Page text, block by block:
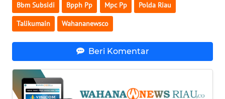
Bbm Subsidi Bpph Pp Mpc Pp Polda Riau
Talikumain Wahananewsco
Beri Komentar
WN
KALBAR
WN
WN
KALTARA